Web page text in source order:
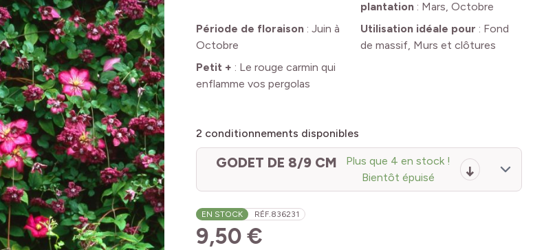
plantation: Mars, Octobre
Période de floraison: Juin à
Octobre
Utilisation idéale pour : Fond
de massif, Murs et clôtures
Petit + : Le rouge carmin qui
enflamme vos pergolas
2 conditionnements disponibles
GODET DE 8/9 CM
Plus que 4 en stock !
Bientôt épuisé
EN STOCK RÉF.836231
9,50 €